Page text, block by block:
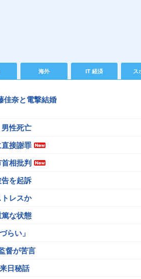
海外 IT 経済 ス
佳奈と電撃結婚
性死亡
接謝罪
相批判
を起訴
レスか
な状態
らい」
督が苦言
日秘話